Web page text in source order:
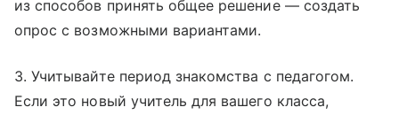
из способов принять общее решение — создать
опрос с возможными вариантами.
3. Учитывайте период знакомства с педагогом.
Если это новый учитель для вашего класса,